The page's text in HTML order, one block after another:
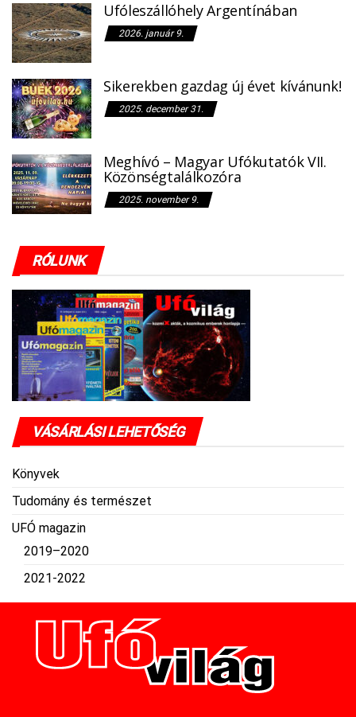
Ufóleszállóhely Argentínában
2026. január 9.
Sikerekben gazdag új évet kívánunk!
2025. december 31.
Meghívó – Magyar Ufókutatók VII.
Közönségtalálkozóra
2025. november 9.
RÓLUNK
VÁSÁRLÁSI LEHETŐSÉG
Könyvek
Tudomány és természet
UFÓ magazin
2019–2020
2021-2022